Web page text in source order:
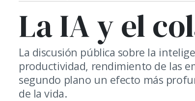
La IA y el
La discusión pública sobre la
productividad, rendimiento de las
segundo plano un efecto más
de la vida.